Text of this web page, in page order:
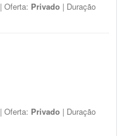
| Oferta: Privado | Duração
| Oferta: Privado | Duração